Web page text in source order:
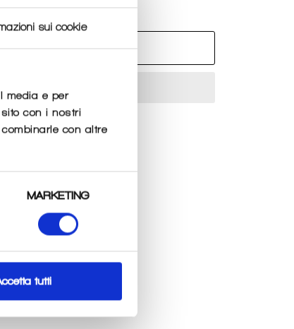
sui cookie
media e per
con i nostri
con altre
MARKETING
tutti
AL CARRELLO